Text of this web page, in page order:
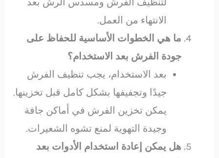
لتنظيف الفرش ومسدس الرش بعد
الانتهاء من العمل.
ما هي الخطوات الأساسية للحفاظ على
جودة الفرش بعد الاستخدام؟
بعد الاستخدام، يجب تنظيف الفرش
جيدًا وتجفيفها بشكل كامل قبل تخزينها.
يمكن تخزين الفرش في أماكن جافة
وجيدة التهوية لمنع تشوه الشعيرات.
هل يمكن إعادة استخدام الأدوات بعد